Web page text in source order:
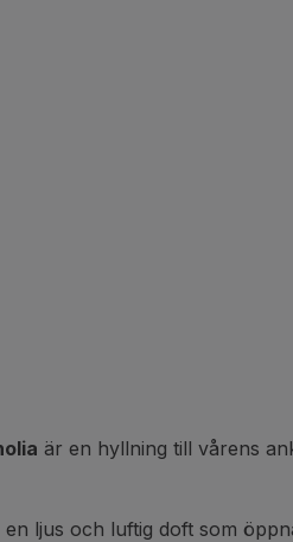
är en hyllning till vårens
ljus och luftig doft som